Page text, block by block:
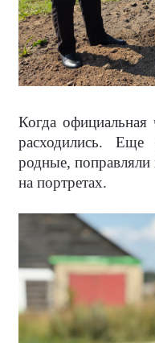
Когда официальная
расходились.
родные, поправляли
на портретах.